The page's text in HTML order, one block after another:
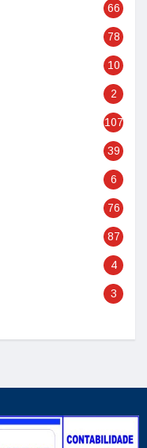
66
78
10
2
107
39
6
76
87
4
3